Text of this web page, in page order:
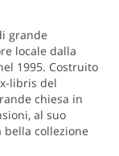
grande
locale dalla
1995. Costruito
libris del
chiesa in
al suo
collezione